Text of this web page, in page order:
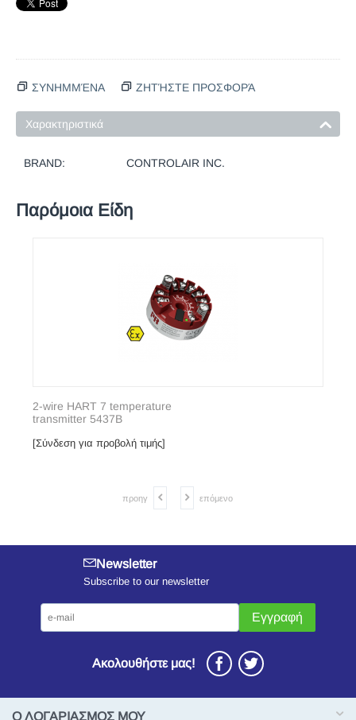
ΣΥΝΗΜΜΈΝΑ ΖΗΤΉΣΤΕ ΠΡΟΣΦΟΡΆ
Χαρακτηριστικά
BRAND: CONTROLAIR INC.
Παρόμοια Είδη
2-wire HART 7 temperature
transmitter 5437B
[Σύνδεση για προβολή τιμής]
προηγ επόμενο
Newsletter
Subscribe to our newsletter
Εγγραφή
Ακολουθήστε μας!
Ο ΛΟΓΑΡΙΑΣΜΟΣ ΜΟΥ